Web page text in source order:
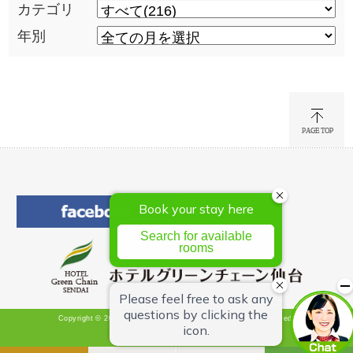
カテゴリ
年別
Copyright © 2026 Hotel Green Chain Sendai All Rights Reserved.